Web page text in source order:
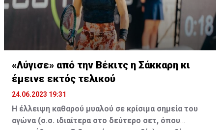
«Λύγισε» από την Βέκιτς η Σάκκαρη κι
έμεινε εκτός τελικού
24.06.2023 19:31
Η έλλειψη καθαρού μυαλού σε κρίσιμα σημεία του
αγώνα (σ.σ. ιδιαίτερα στο δεύτερο σετ, όπου